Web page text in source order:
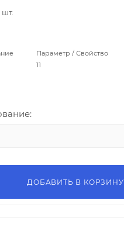
Параметр / Свойство
11
ДОБАВИТЬ В КОРЗИНУ